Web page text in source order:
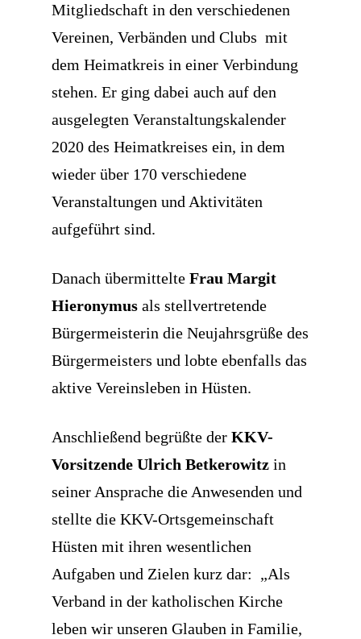
Mitgliedschaft in den verschiedenen
Vereinen, Verbänden und Clubs mit
dem Heimatkreis in einer Verbindung
stehen. Er ging dabei auch auf den
ausgelegten Veranstaltungskalender
2020 des Heimatkreises ein, in dem
wieder über 170 verschiedene
Veranstaltungen und Aktivitäten
aufgeführt sind.
Danach übermittelte Frau Margit
Hieronymus als stellvertretende
Bürgermeisterin die Neujahrsgrüße des
Bürgermeisters und lobte ebenfalls das
aktive Vereinsleben in Hüsten.
Anschließend begrüßte der KKV-
Vorsitzende Ulrich Betkerowitz in
seiner Ansprache die Anwesenden und
stellte die KKV-Ortsgemeinschaft
Hüsten mit ihren wesentlichen
Aufgaben und Zielen kurz dar: „Als
Verband in der katholischen Kirche
leben wir unseren Glauben in Familie,